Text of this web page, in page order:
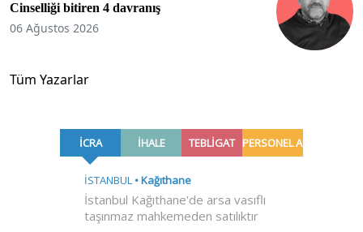
Cinselliği bitiren 4 davranış
06 Ağustos 2026
Tüm Yazarlar